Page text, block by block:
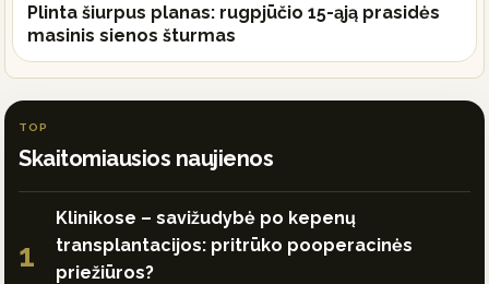
Plinta šiurpus planas: rugpjūčio 15-ąją prasidės
masinis sienos šturmas
TOP
Skaitomiausios naujienos
1
Klinikose – savižudybė po kepenų
transplantacijos: pritrūko pooperacinės
priežiūros?